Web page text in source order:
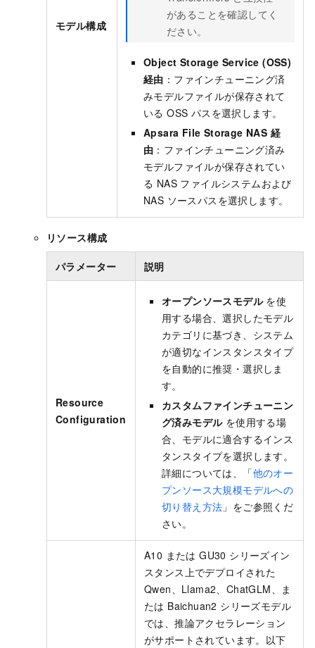
モデル構成
があることを確認してく
ださい。
Object Storage Service (OSS)
経由 ：ファインチューニング済
みモデルファイルが保存されて
いる OSS パスを選択します。
Apsara File Storage NAS 経
由 ：ファインチューニング済み
モデルファイルが保存されてい
る NAS ファイルシステムおよび
NAS ソースパスを選択します。
リソース構成
パラメーター 説明
Resource
Configuration
オープンソースモデルを使
用する場合、選択したモデル
カテゴリに基づき、システム
が適切なインスタンスタイプ
を自動的に推奨・選択しま
す。
カスタムファインチューニン
グ済みモデルを使用する場
合、モデルに適合するインス
タンスタイプを選択します。
詳細については、「他のオー
プンソース大規模モデルへの
切り替え方法 」をご参照くだ
さい。
A10 または GU30 シリーズイン
スタンス上でデプロイされた
Qwen、Llama2、ChatGLM、ま
たは Baichuan2 シリーズモデル
では、推論アクセラレーション
がサポートされています。以下